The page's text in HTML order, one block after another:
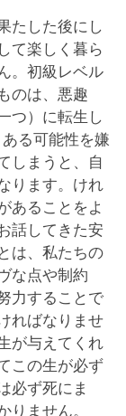
たした後にし
て楽しく暮ら
。初級レベル
のは、悪趣
つ）に転生し
る可能性を嫌
しまうと、自
ります。けれ
あることをよ
話してきた安
は、私たちの
な点や制約
力することで
ればなりませ
が与えてくれ
この生が必ず
必ず死にま
りません。